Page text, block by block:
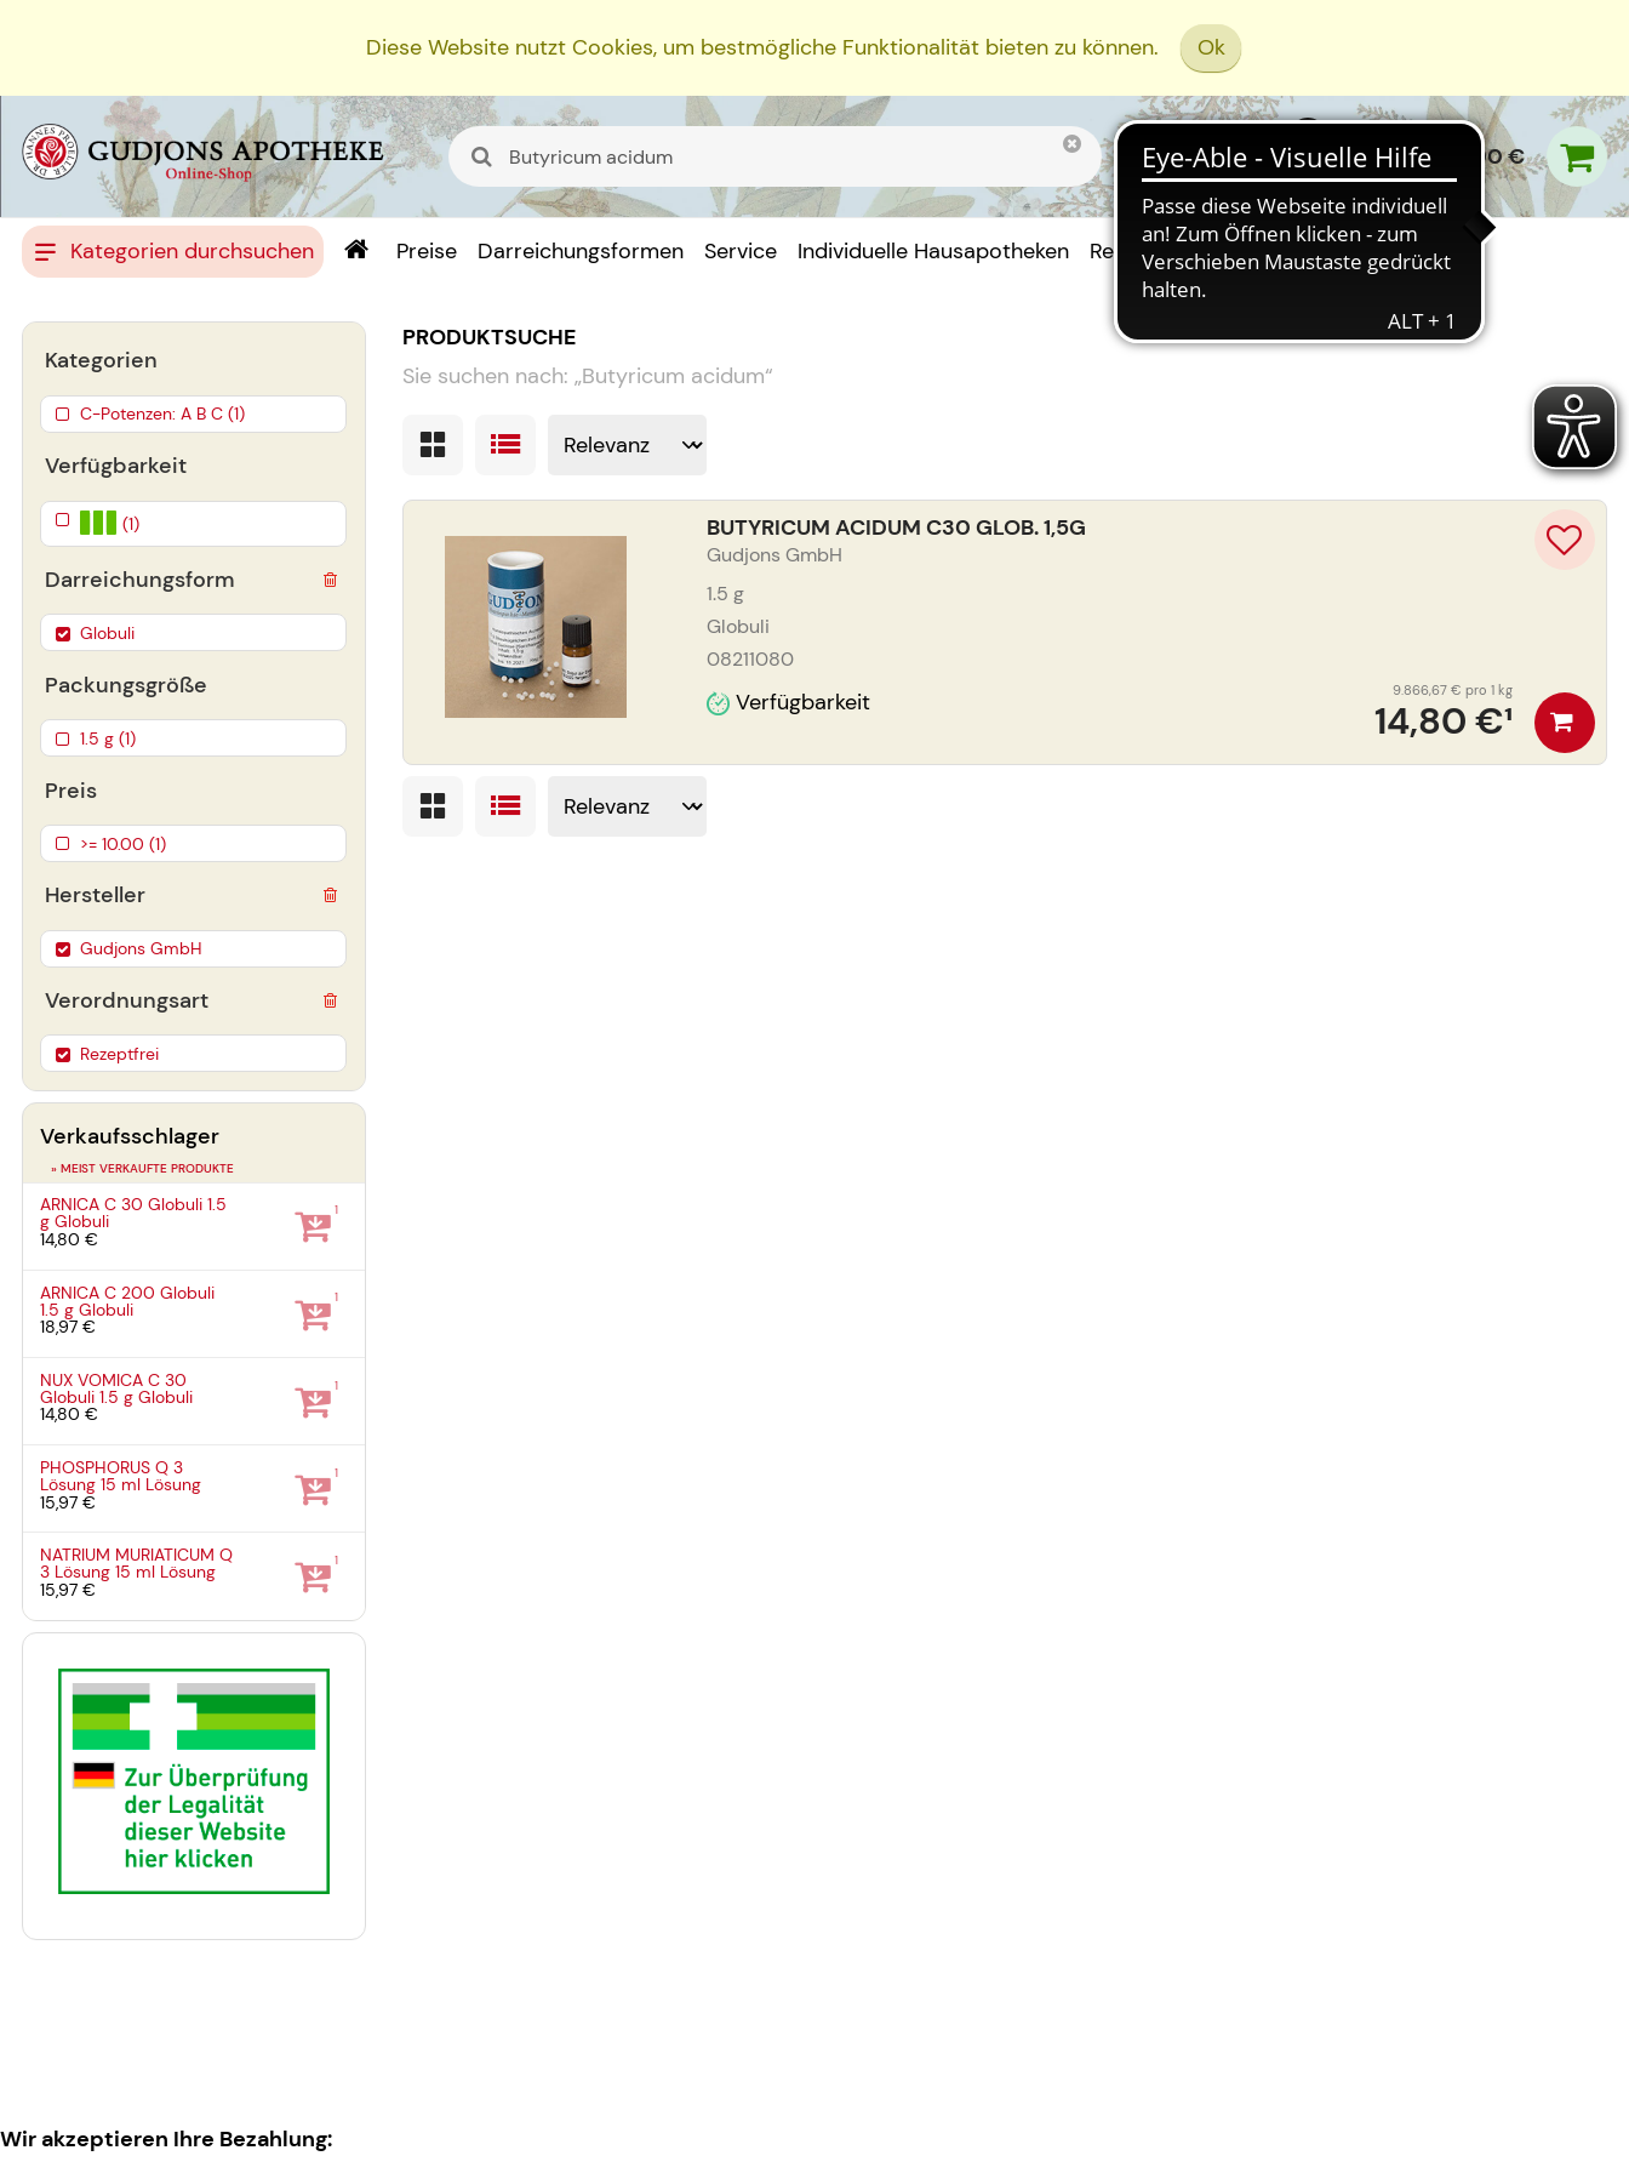
Diese Website nutzt Cookies, um bestmögliche Funktionalität bieten zu können. Ok
0,00 €
Kategorien durchsuchen Preise Darreichungsformen Service Individuelle Hausapotheken Rezept Einreichen
PRODUKTSUCHE
Sie suchen nach: „Butyricum acidum“
BUTYRICUM ACIDUM C30 GLOB. 1,5G
Gudjons GmbH
1.5 g
Globuli
08211080
Verfügbarkeit 14,80 €¹
9.866,67 € pro 1 kg
Verfügbarkeit
(1)
Darreichungsform
Globuli
Packungsgröße
1.5 g (1)
Preis
>= 10.00 (1)
Hersteller
Gudjons GmbH
Kategorien
C-Potenzen: A B C (1)
Verordnungsart
Rezeptfrei
Verkaufsschlager
» MEIST VERKAUFTE PRODUKTE
ARNICA C 30 Globuli1.5
gGlobuli
14,80 €
1
ARNICA C 200 Globuli
1.5 gGlobuli
18,97 €
1
NUX VOMICA C 30
Globuli1.5 gGlobuli
14,80 €
1
PHOSPHORUS Q 3
Lösung15 ml Lösung
15,97 €
1
NATRIUM MURIATICUM Q
3 Lösung15 ml Lösung
15,97 €
1
Wir akzeptieren Ihre Bezahlung: